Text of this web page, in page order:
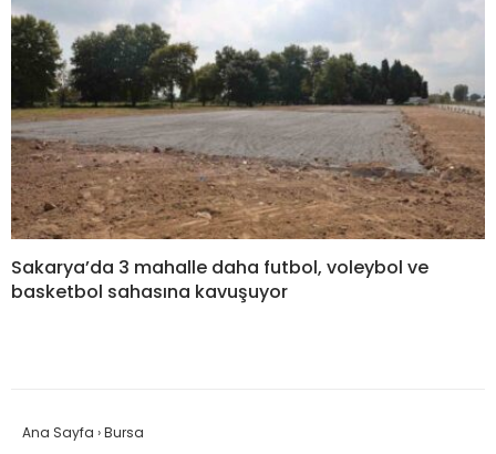
Sakarya’da 3 mahalle daha futbol, voleybol ve
basketbol sahasına kavuşuyor
Ana Sayfa ›Bursa